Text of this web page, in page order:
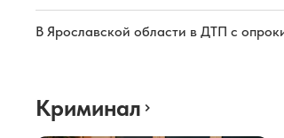
В Ярославской области в ДТП с
Криминал